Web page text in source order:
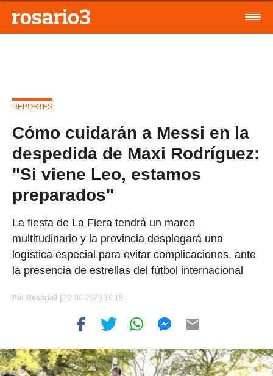
DEPORTES
Cómo cuidarán a Messi en la
despedida de Maxi Rodríguez:
"Si viene Leo, estamos
preparados"
La fiesta de La Fiera tendrá un marco
multitudinario y la provincia desplegará una
logística especial para evitar complicaciones, ante
la presencia de estrellas del fútbol internacional
Por Rosario3 | 22-06-2023 16:18